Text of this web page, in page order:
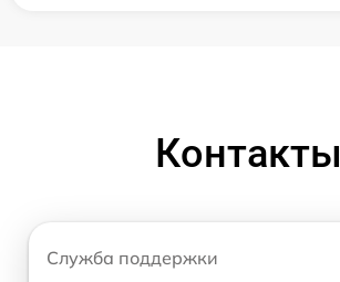
Контакты
Служба поддержки